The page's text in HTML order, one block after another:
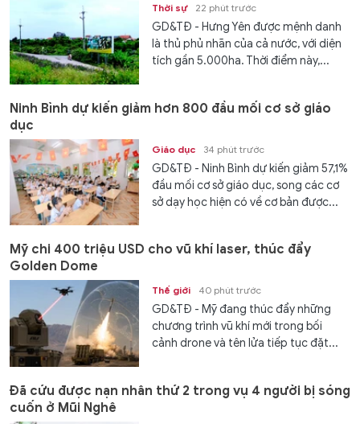
Thời sự 22 phút trước
GD&TĐ - Hưng Yên được mệnh danh
là thủ phủ nhãn của cả nước, với diện
tích gần 5.000ha. Thời điểm này,...
Ninh Bình dự kiến giảm hơn 800 đầu mối cơ sở giáo
dục
Giáo dục 34 phút trước
GD&TĐ - Ninh Bình dự kiến giảm 57,1%
đầu mối cơ sở giáo dục, song các cơ
sở dạy học hiện có về cơ bản được...
Mỹ chi 400 triệu USD cho vũ khí laser, thúc đẩy
Golden Dome
Thế giới 40 phút trước
GD&TĐ - Mỹ đang thúc đẩy những
chương trình vũ khí mới trong bối
cảnh drone và tên lửa tiếp tục đặt...
Đã cứu được nạn nhân thứ 2 trong vụ 4 người bị sóng
cuốn ở Mũi Nghê